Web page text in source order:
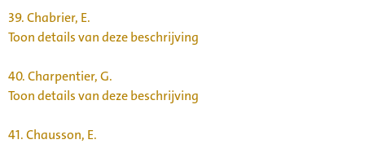
39.Chabrier, E.
Toon details van deze beschrijving
40.Charpentier, G.
Toon details van deze beschrijving
41.Chausson, E.